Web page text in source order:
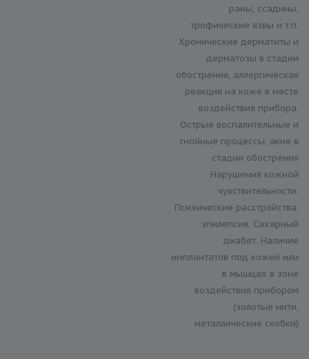
раны, ссадины,
трофические язвы и т.п.
Хронические дерматиты и
дерматозы в стадии
обострения, аллергическая
реакция на коже в месте
воздействия прибора.
Острые воспалительные и
гнойные процессы, акне в
стадии обострения
Нарушения кожной
чувствительности.
Психические расстройства,
эпилепсия. Сахарный
диабет. Наличие
имплантатов под кожей или
в мышцах в зоне
воздействия прибором
(золотые нити,
металлические скобки)